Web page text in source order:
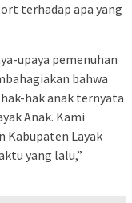
terhadap apa yang
upaya pemenuhan
bahwa
hak anak ternyata
Anak. Kami
Kabupaten Layak
yang lalu,”